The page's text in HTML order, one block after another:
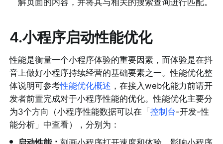
解页面的内容，并将其与相关的搜索查询进行匹配。
4.小程序启动性能优化
性能是衡量一个小程序体验的重要因素，而体验是在抖
音上做好小程序持续经营的基础要素之一。性能优化整
体说明可参考性能优化概述 ，在接入web化能力前请开
发者前置完成对于小程序性能的优化。性能优化主要分
为3个方向（小程序性能数据可以在「控制台-开发-性
能分析」中查看），分别为：